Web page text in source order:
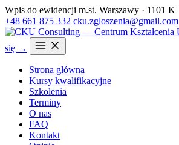
Wpis do ewidencji m.st. Warszawy · 1101 K
+48 661 875 332 cku.zgloszenia@gmail.com
się →
Strona główna
Kursy kwalifikacyjne
Szkolenia
Terminy
O nas
FAQ
Kontakt